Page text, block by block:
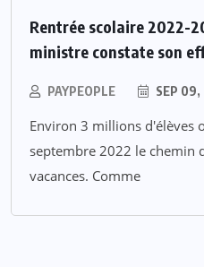
Rentrée scolaire 2022-
ministre constate son
PAYPEOPLE SEP
Environ 3 millions d'élèves
septembre 2022 le chemin
vacances. Comme